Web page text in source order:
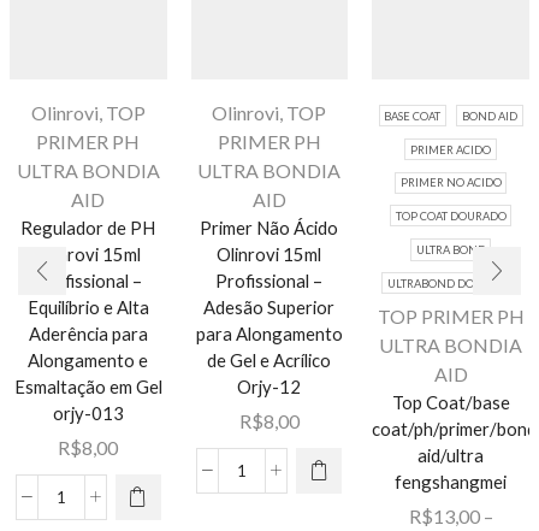
Olinrovi, TOP
PRIMER PH
ULTRA BONDIA
AID
Regulador de PH
Olinrovi 15ml
Profissional –
Equilíbrio e Alta
Aderência para
Alongamento e
Esmaltação em Gel
orjy-013
R$8,00
Regulador
Olinrovi, TOP
PRIMER PH
ULTRA BONDIA
AID
Primer Não Ácido
Olinrovi 15ml
Profissional –
Adesão Superior
para Alongamento
de Gel e Acrílico
Orjy-12
R$8,00
Primer
BASE COAT BOND AID
PRIMER ACIDO
PRIMER NO ACIDO
TOP COAT DOURADO
ULTRA BOND
ULTRABOND DOURADO
TOP PRIMER PH
ULTRA BONDIA
AID
Top Coat/base
coat/ph/primer/bond
aid/ultra
fengshangmei
R$13,00 –
Este
produto
tem várias